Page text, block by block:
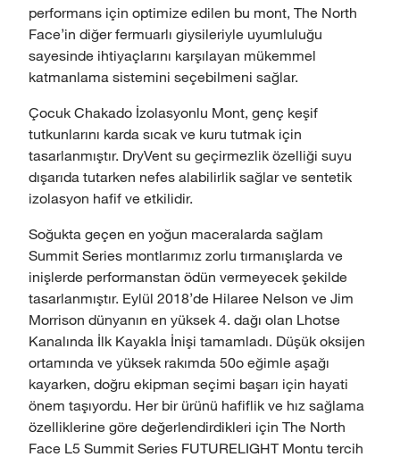
performans için optimize edilen bu mont, The North
Face'in diğer fermuarlı giysileriyle uyumluluğu
sayesinde ihtiyaçlarını karşılayan mükemmel
katmanlama sistemini seçebilmeni sağlar.
Çocuk Chakado İzolasyonlu Mont, genç keşif
tutkunlarını karda sıcak ve kuru tutmak için
tasarlanmıştır. DryVent su geçirmezlik özelliği suyu
dışarıda tutarken nefes alabilirlik sağlar ve sentetik
izolasyon hafif ve etkilidir.
Soğukta geçen en yoğun maceralarda sağlam
Summit Series montlarımız zorlu tırmanışlarda ve
inişlerde performanstan ödün vermeyecek şekilde
tasarlanmıştır. Eylül 2018'de Hilaree Nelson ve Jim
Morrison dünyanın en yüksek 4. dağı olan Lhotse
Kanalında İlk Kayakla İnişi tamamladı. Düşük oksijen
ortamında ve yüksek rakımda 50o eğimle aşağı
kayarken, doğru ekipman seçimi başarı için hayati
önem taşıyordu. Her bir ürünü hafiflik ve hız sağlama
özelliklerine göre değerlendirdikleri için The North
Face L5 Summit Series FUTURELIGHT Montu tercih